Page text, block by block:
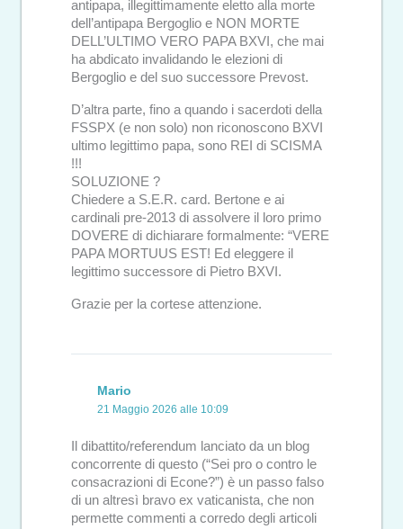
antipapa, illegittimamente eletto alla morte
dell’antipapa Bergoglio e NON MORTE
DELL’ULTIMO VERO PAPA BXVI, che mai
ha abdicato invalidando le elezioni di
Bergoglio e del suo successore Prevost.
D’altra parte, fino a quando i sacerdoti della
FSSPX (e non solo) non riconoscono BXVI
ultimo legittimo papa, sono REI di SCISMA
!!!
SOLUZIONE ?
Chiedere a S.E.R. card. Bertone e ai
cardinali pre-2013 di assolvere il loro primo
DOVERE di dichiarare formalmente: “VERE
PAPA MORTUUS EST! Ed eleggere il
legittimo successore di Pietro BXVI.
Grazie per la cortese attenzione.
Mario
21 Maggio 2026 alle 10:09
Il dibattito/referendum lanciato da un blog
concorrente di questo (“Sei pro o contro le
consacrazioni di Econe?”) è un passo falso
di un altresì bravo ex vaticanista, che non
permette commenti a corredo degli articoli